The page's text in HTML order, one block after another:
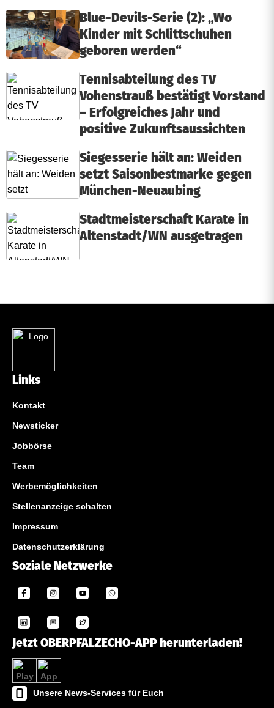
Blue-Devils-Serie (2): „Wo
Kinder mit Schlittschuhen
geboren werden“
Tennisabteilung des TV
Vohenstrauß bestätigt Vorstand
– Erfolgreiches Jahr und
positive Zukunftsaussichten
Siegesserie hält an: Weiden
setzt Saisonbestmarke gegen
München-Neuaubing
Stadtmeisterschaft Karate in
Altenstadt/WN ausgetragen
Links
Kontakt
Newsticker
Jobbörse
Team
Werbemöglichkeiten
Stellenanzeige schalten
Impressum
Datenschutzerklärung
Soziale Netzwerke
Jetzt OBERPFALZECHO-APP herunterladen!
Unsere News-Services für Euch